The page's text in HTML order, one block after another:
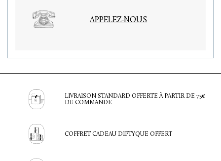
APPELEZ-NOUS
LIVRAISON STANDARD OFFERTE À PARTIR DE 75€
DE COMMANDE
COFFRET CADEAU DIPTYQUE OFFERT